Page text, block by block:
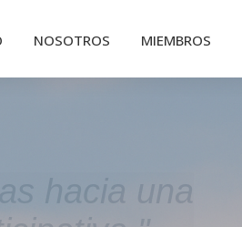
NOSOTROS MIEMBROS
hacia una